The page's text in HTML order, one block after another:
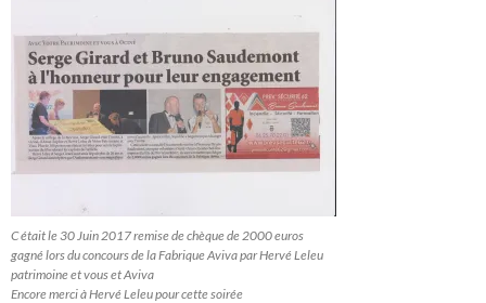
C était le 30 Juin 2017 remise de chèque de 2000 euros
gagné lors du concours de la Fabrique Aviva par Hervé Leleu
patrimoine et vous et Aviva
Encore merci à Hervé Leleu pour cette soirée